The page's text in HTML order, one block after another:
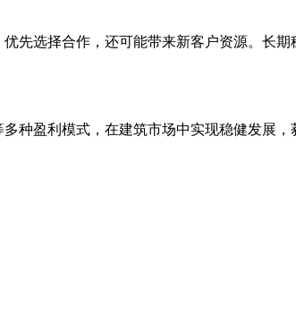
先选择合作，还可能带来新客户资源。长
种盈利模式，在建筑市场中实现稳健发展，